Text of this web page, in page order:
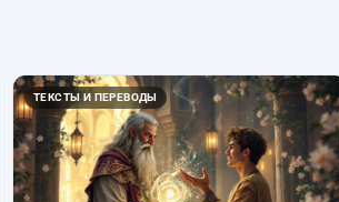
ТЕКСТЫ И ПЕРЕВОДЫ